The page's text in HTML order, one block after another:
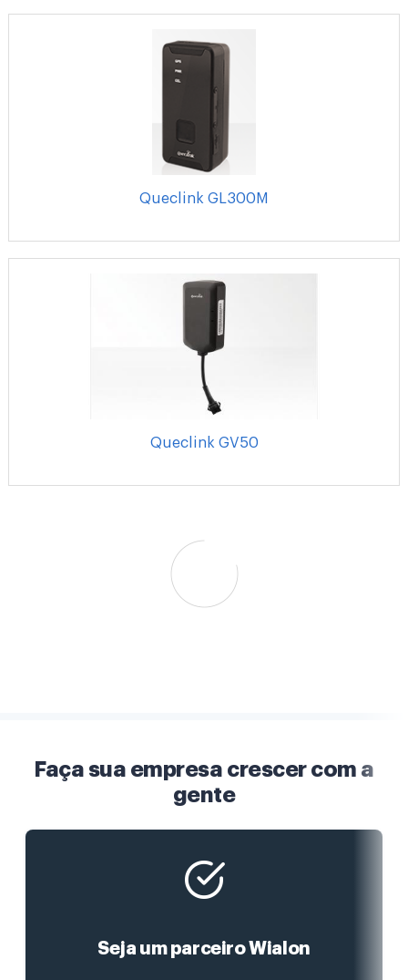
Queclink GL300M
Queclink GV50
Faça sua empresa crescer com a
gente
Seja um parceiro Wialon